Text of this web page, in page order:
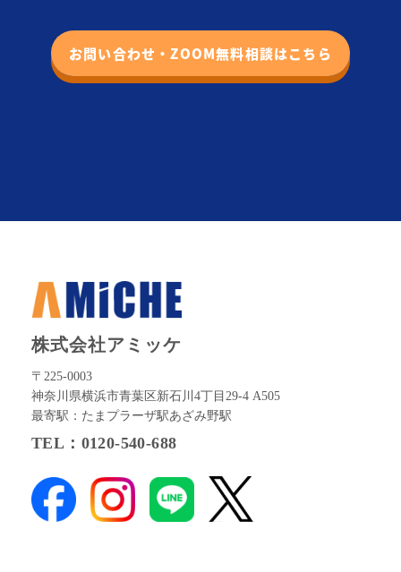
お問い合わせ・ZOOM無料相談はこちら
株式会社アミッケ
〒225-0003
神奈川県横浜市青葉区新石川4丁目29-4 A505
最寄駅：たまプラーザ駅あざみ野駅
TEL：0120-540-688